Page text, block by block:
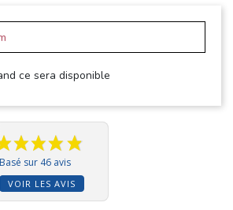
ce sera disponible
Basé sur 46 avis
VOIR LES AVIS